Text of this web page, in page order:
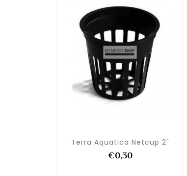
Terra Aquatica Netcup 2"
€0,30